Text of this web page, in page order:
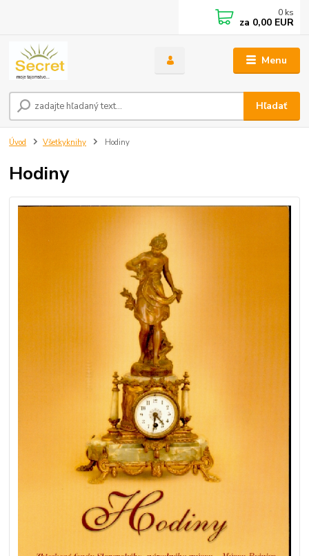
Menu
Hľadať
0 ks
za 0,00 EUR
Úvod Všetkyknihy Hodiny
Hodiny